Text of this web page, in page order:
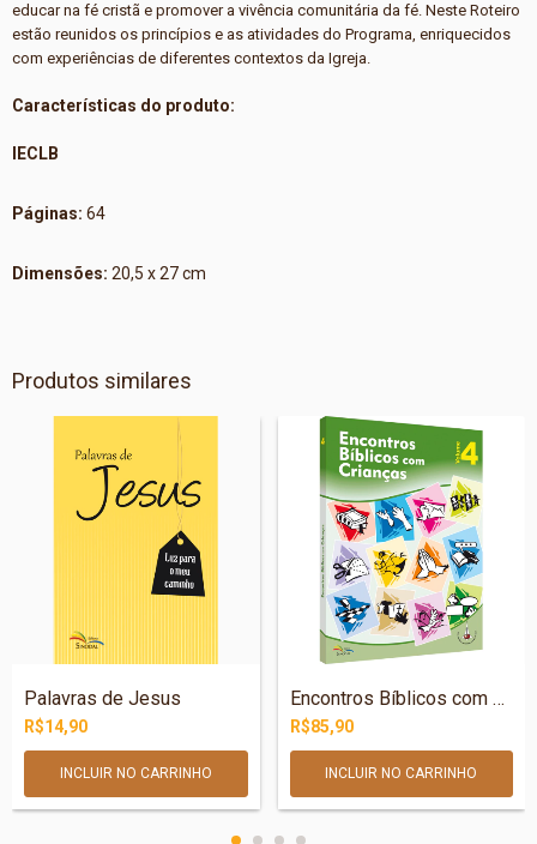
educar na fé cristã e promover a vivência comunitária da fé. Neste Roteiro
estão reunidos os princípios e as atividades do Programa, enriquecidos
com experiências de diferentes contextos da Igreja.
Características do produto:
IECLB
Páginas: 64
Dimensões: 20,5 x 27 cm
Produtos similares
Palavras de Jesus
R$14,90
Encontros Bíblicos com Crianças - v. 4
R$85,90